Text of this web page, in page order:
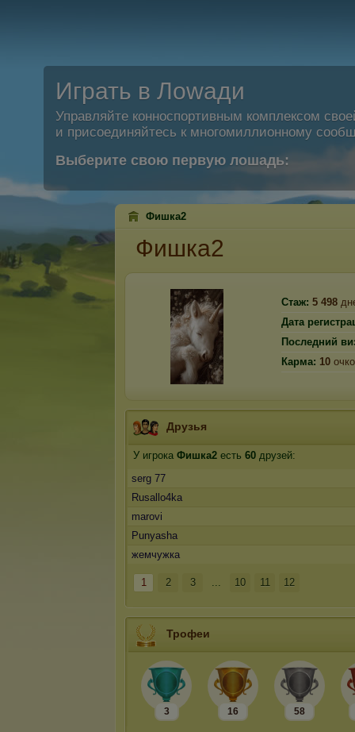
Играть в Лоwади
Управляйте конноспортивным комплексом
и присоединяйтесь к многомиллионному
Выберите свою первую лошадь:
Фишка2
Фишка2
Стаж: 5 498
Дата
Последний
Карма: 10
Друзья
У игрока Фишка2 есть 60 друзей:
serg 77
Rusallo4ka
marovi
Punyasha
жемчужка
1 2 3 ... 10 11 12
Трофеи
3 16 58